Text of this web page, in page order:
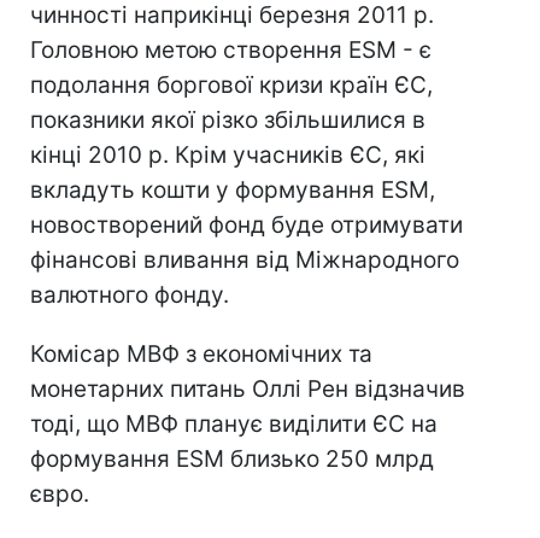
чинності наприкінці березня 2011 р.
Головною метою створення ESM - є
подолання боргової кризи країн ЄС,
показники якої різко збільшилися в
кінці 2010 р. Крім учасників ЄС, які
вкладуть кошти у формування ESM,
новостворений фонд буде отримувати
фінансові вливання від Міжнародного
валютного фонду.
Комісар МВФ з економічних та
монетарних питань Оллі Рен відзначив
тоді, що МВФ планує виділити ЄС на
формування ESM близько 250 млрд
євро.